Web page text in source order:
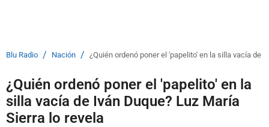
Blu Radio / Nación / ¿Quién ordenó poner el 'papelito' en la silla vacía de
¿Quién ordenó poner el 'papelito' en la
silla vacía de Iván Duque? Luz María
Sierra lo revela